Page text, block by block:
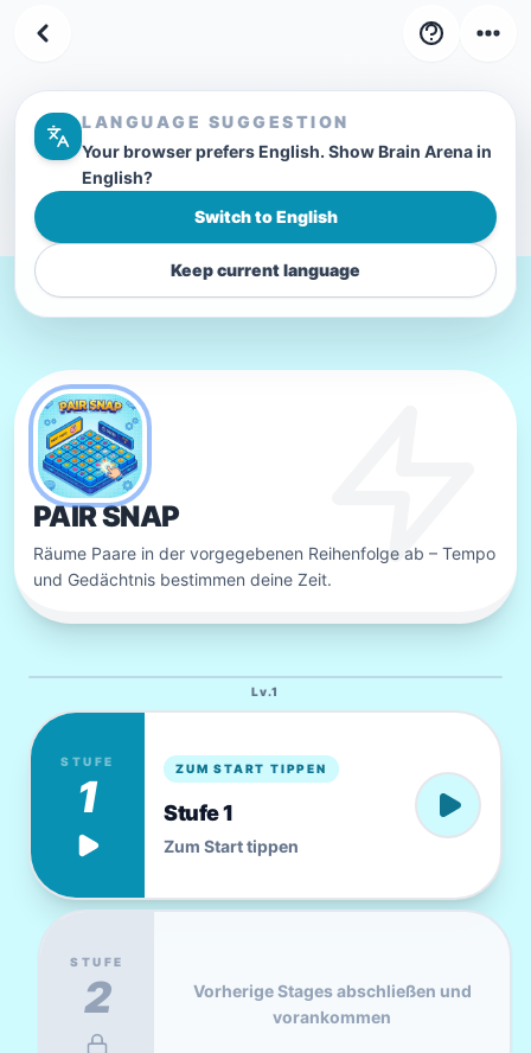
LANGUAGE SUGGESTION
Your browser prefers English. Show Brain Arena in
English?
Switch to English
Keep current language
Stufe34 -44
PAIR SNAP
Räume Paare in der vorgegebenen Reihenfolge ab – Tempo
und Gedächtnis bestimmen deine Zeit.
Lv.1
STUFE
1
ZUM START TIPPEN
Stufe 1
Zum Start tippen
STUFE
2
Vorherige Stages abschließen und
vorankommen